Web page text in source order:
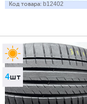
Код товара: b12402
4шт